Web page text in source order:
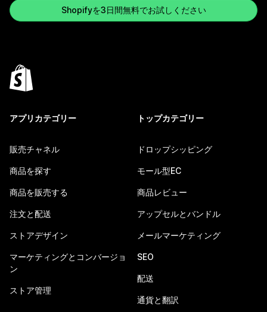
Shopifyを3日間無料でお試しください
アプリカテゴリー
販売チャネル
商品を探す
商品を販売する
注文と配送
ストアデザイン
マーケティングとコンバージョ
ン
ストア管理
トップカテゴリー
ドロップシッピング
モール型EC
商品レビュー
アップセルとバンドル
メールマーケティング
SEO
配送
通貨と翻訳